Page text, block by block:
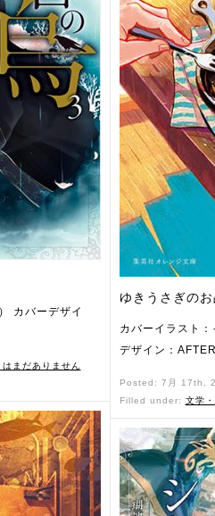
カバーデザイ
はまだありません
ゆきうさぎの
カバーイラスト
デザイン：
Posted: 7月 17th,
Filled under: 文学